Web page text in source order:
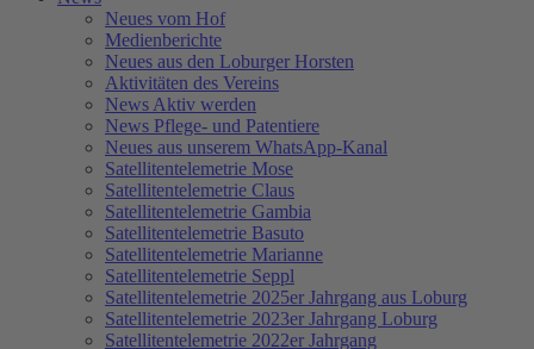
Neues vom Hof
Medienberichte
Neues aus den Loburger Horsten
Aktivitäten des Vereins
News Aktiv werden
News Pflege- und Patentiere
Neues aus unserem WhatsApp-Kanal
Satellitentelemetrie Mose
Satellitentelemetrie Claus
Satellitentelemetrie Gambia
Satellitentelemetrie Basuto
Satellitentelemetrie Marianne
Satellitentelemetrie Seppl
Satellitentelemetrie 2025er Jahrgang aus Loburg
Satellitentelemetrie 2023er Jahrgang Loburg
Satellitentelemetrie 2022er Jahrgang